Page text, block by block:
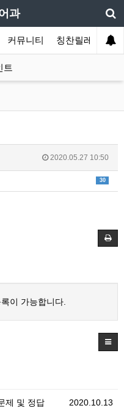
과
커뮤니티 칭찬릴레이
트
2020.05.27 10:50
30
이 가능합니다.
2020.10.13
제 및 정답